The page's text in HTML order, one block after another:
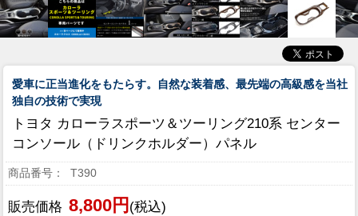
愛車に正当進化をもたらす。自然な装着感、最先端の高級感を当社
独自の技術で実現
トヨタ カローラスポーツ＆ツーリング210系 センター
コンソール（ドリンクホルダー）パネル
T390
販売価格 8,800円 (税込)